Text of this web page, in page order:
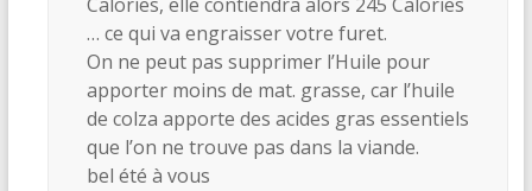
… ce qui va engraisser votre furet.
On ne peut pas supprimer l’Huile pour
apporter moins de mat. grasse, car l’huile
de colza apporte des acides gras essentiels
que l’on ne trouve pas dans la viande.
bel été à vous